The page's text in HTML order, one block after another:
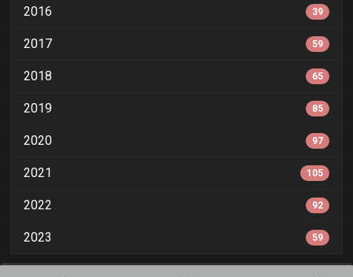
2016 39
2017 59
2018 65
2019 85
2020 97
2021 105
2022 92
2023 59